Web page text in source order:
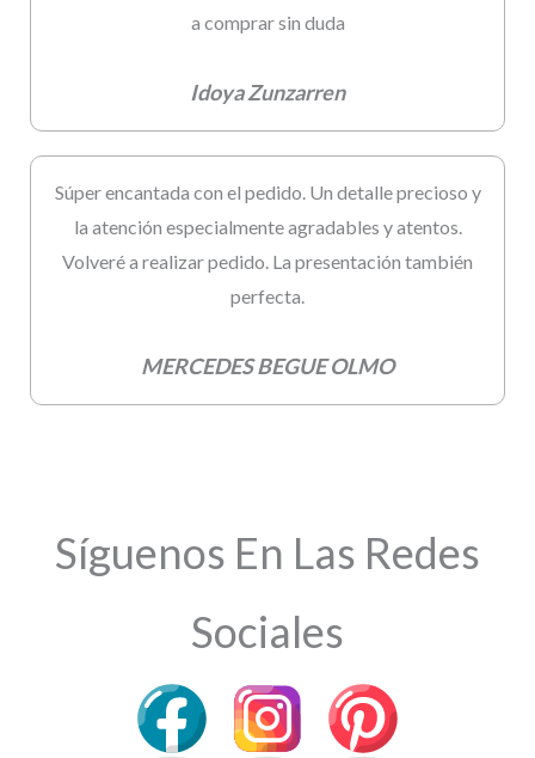
a comprar sin duda
Idoya Zunzarren
Súper encantada con el pedido. Un detalle precioso y
la atención especialmente agradables y atentos.
Volveré a realizar pedido. La presentación también
perfecta.
MERCEDES BEGUE OLMO
Síguenos En Las Redes
Sociales